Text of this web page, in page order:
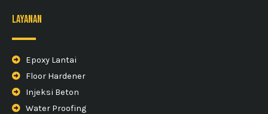
Layanan
Epoxy Lantai
Floor Hardener
Injeksi Beton
Water Proofing